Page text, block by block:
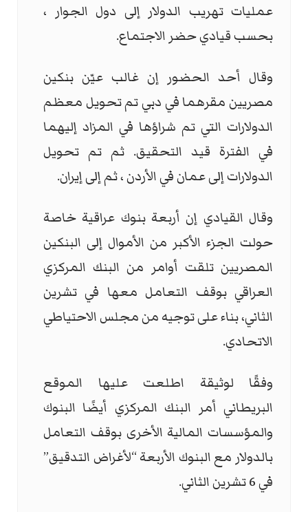
عمليات تهريب الدولار إلى دول الجوار ،
بحسب قيادي حضر الاجتماع.
وقال أحد الحضور إن غالب عيّن بنكين
مصريين مقرهما في دبي تم تحويل معظم
الدولارات التي تم شراؤها في المزاد إليهما
في الفترة قيد التحقيق. ثم تم تحويل
الدولارات إلى عمان في الأردن ، ثم إلى إيران.
وقال القيادي إن أربعة بنوك عراقية خاصة
حولت الجزء الأكبر من الأموال إلى البنكين
المصريين تلقت أوامر من البنك المركزي
العراقي بوقف التعامل معها في تشرين
الثاني، بناء على توجيه من مجلس الاحتياطي
الاتحادي.
وفقًا لوثيقة اطلعت عليها الموقع
البريطاني أمر البنك المركزي أيضًا البنوك
والمؤسسات المالية الأخرى بوقف التعامل
بالدولار مع البنوك الأربعة “لأغراض التدقيق”
في 6 تشرين الثاني.